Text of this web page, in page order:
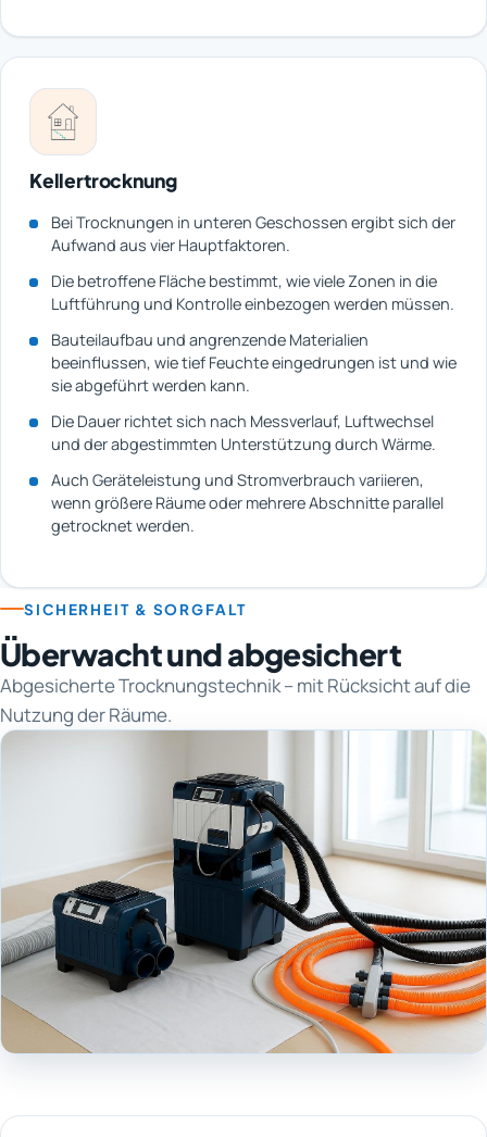
Kellertrocknung
Bei Trocknungen in unteren Geschossen ergibt sich der
Aufwand aus vier Hauptfaktoren.
Die betroffene Fläche bestimmt, wie viele Zonen in die
Luftführung und Kontrolle einbezogen werden müssen.
Bauteilaufbau und angrenzende Materialien
beeinflussen, wie tief Feuchte eingedrungen ist und wie
sie abgeführt werden kann.
Die Dauer richtet sich nach Messverlauf, Luftwechsel
und der abgestimmten Unterstützung durch Wärme.
Auch Geräteleistung und Stromverbrauch variieren,
wenn größere Räume oder mehrere Abschnitte parallel
getrocknet werden.
SICHERHEIT & SORGFALT
Überwacht und abgesichert
Abgesicherte Trocknungstechnik – mit Rücksicht auf die
Nutzung der Räume.